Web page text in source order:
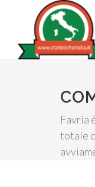
Favria
totale